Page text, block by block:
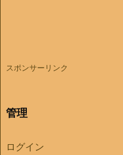
スポンサーリンク
管理
ログイン